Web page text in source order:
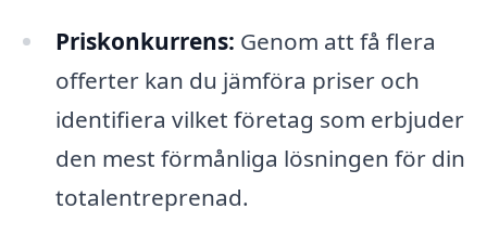
Priskonkurrens: Genom att få flera
offerter kan du jämföra priser och
identifiera vilket företag som erbjuder
den mest förmånliga lösningen för din
totalentreprenad.